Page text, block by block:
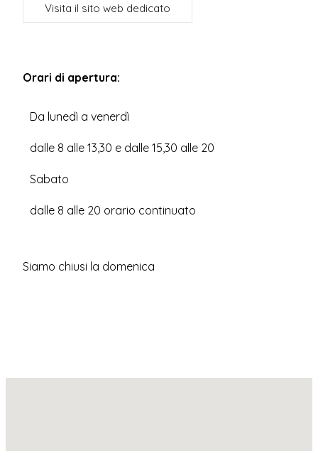
Visita il sito web dedicato
Orari di apertura:
Da lunedì a venerdì
dalle 8 alle 13,30 e dalle 15,30 alle 20
Sabato
dalle 8 alle 20 orario continuato
Siamo chiusi la domenica